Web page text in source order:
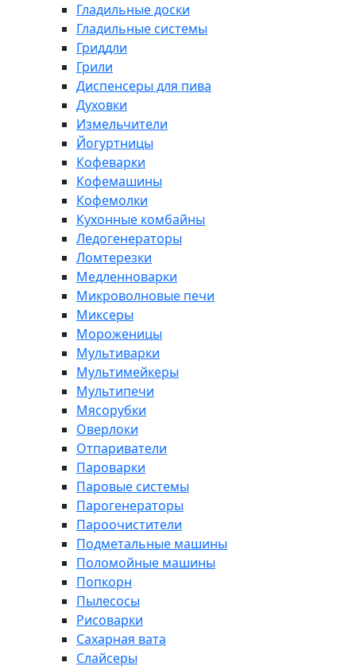
Гладильные доски
Гладильные системы
Гриддли
Грили
Диспенсеры для пива
Духовки
Измельчители
Йогуртницы
Кофеварки
Кофемашины
Кофемолки
Кухонные комбайны
Ледогенераторы
Ломтерезки
Медленноварки
Микроволновые печи
Миксеры
Мороженицы
Мультиварки
Мультимейкеры
Мультипечи
Мясорубки
Оверлоки
Отпариватели
Пароварки
Паровые системы
Парогенераторы
Пароочистители
Подметальные машины
Поломойные машины
Попкорн
Пылесосы
Рисоварки
Сахарная вата
Слайсеры